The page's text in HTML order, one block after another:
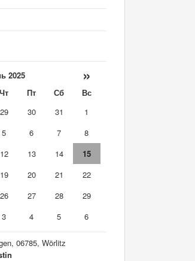
2025 »
Чт Пт Сб
Вс
29 30 31
1
5 6 7
8
12 13 14
15
19 20 21
22
26 27 28
29
3 4 5 6
06785, Wörlitz